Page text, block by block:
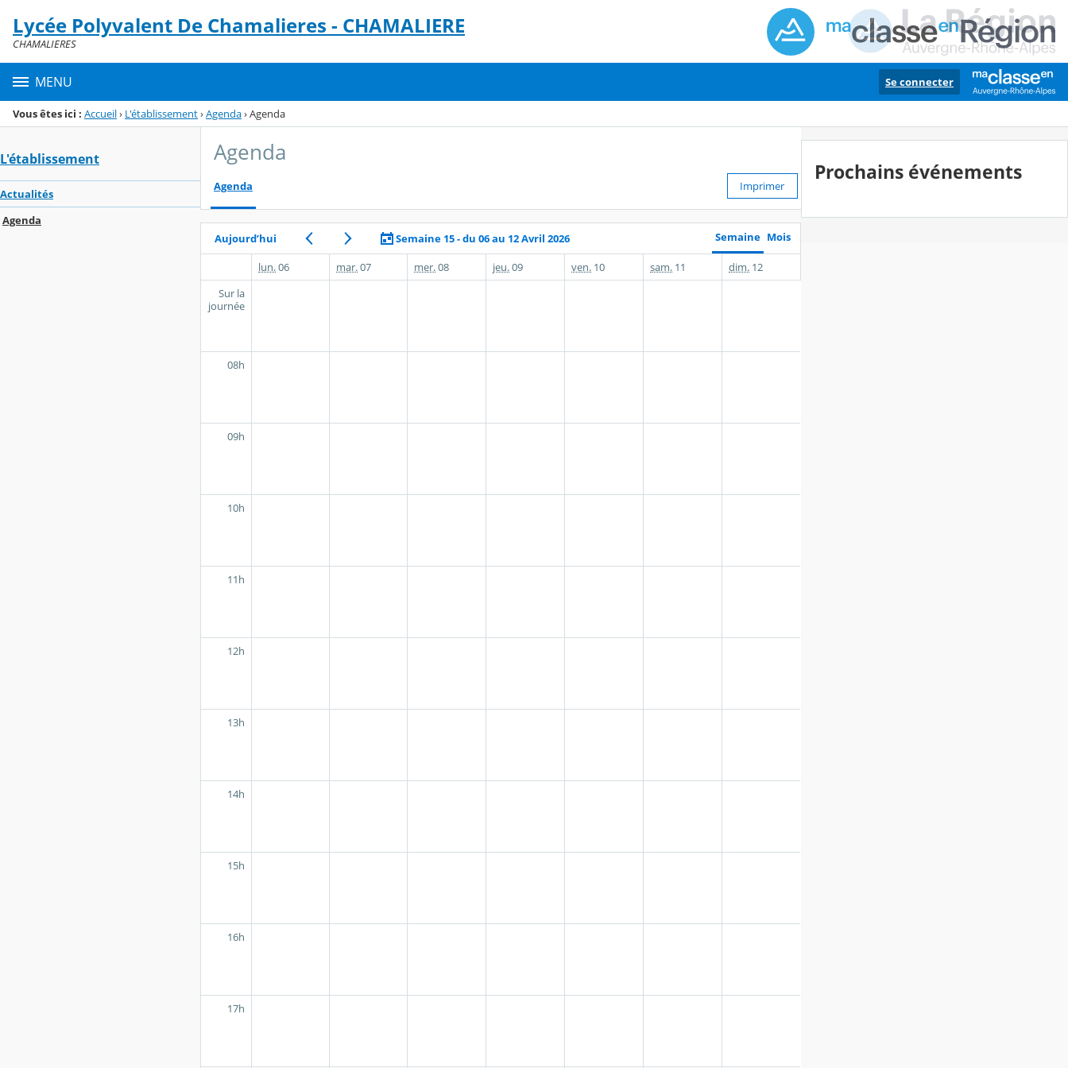
Menu de la rubrique
Contenu
Lycée Polyvalent De Chamalieres - CHAMALIERE
CHAMALIERES
MENU Se connecter
Vous êtes ici : Accueil› L'établissement›Agenda›Agenda
L'établissement
Actualités
Agenda
Agenda
Agenda Imprimer
Aujourd’hui Semaine 15 - du 06 au 12 Avril 2026 Semaine Mois
lun.06 mar.07 mer.08 jeu.09 ven. 10 sam. 11 dim. 12
Sur la
journée
08h
09h
10h
11h
12h
13h
14h
15h
16h
17h
Prochains événements